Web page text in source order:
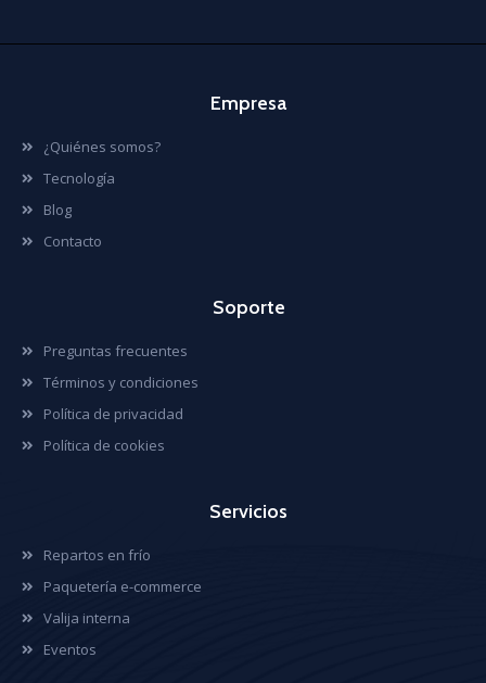
Empresa
¿Quiénes somos?
Tecnología
Blog
Contacto
Soporte
Preguntas frecuentes
Términos y condiciones
Política de privacidad
Política de cookies
Servicios
Repartos en frío
Paquetería e-commerce
Valija interna
Eventos